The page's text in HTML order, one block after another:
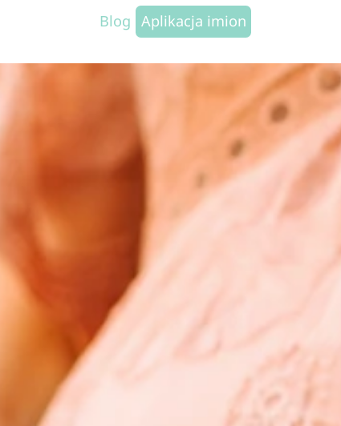
Blog Aplikacja imion